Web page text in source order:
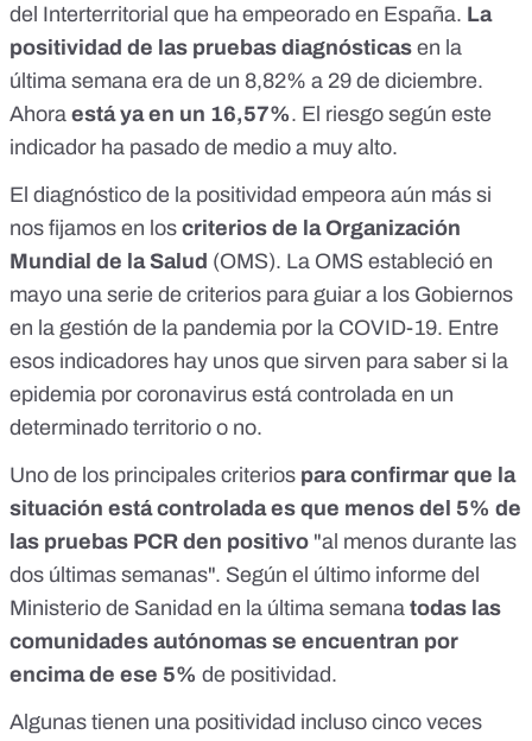
del Interterritorial que ha empeorado en España. La
positividad de las pruebas diagnósticas en la
última semana era de un 8,82% a 29 de diciembre.
Ahora está ya en un 16,57%. El riesgo según este
indicador ha pasado de medio a muy alto.
El diagnóstico de la positividad empeora aún más si
nos fijamos en los criterios de la Organización
Mundial de la Salud (OMS). La OMS estableció en
mayo una serie de criterios para guiar a los Gobiernos
en la gestión de la pandemia por la COVID-19. Entre
esos indicadores hay unos que sirven para saber si la
epidemia por coronavirus está controlada en un
determinado territorio o no.
Uno de los principales criterios para confirmar que la
situación está controlada es que menos del 5% de
las pruebas PCR den positivo "al menos durante las
dos últimas semanas". Según el último informe del
Ministerio de Sanidad en la última semana todas las
comunidades autónomas se encuentran por
encima de ese 5% de positividad.
Algunas tienen una positividad incluso cinco veces